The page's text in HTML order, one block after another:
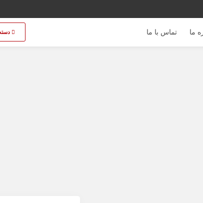
ما تماس با ما